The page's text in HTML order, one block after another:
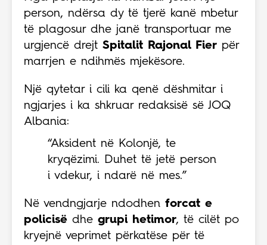
person, ndërsa dy të tjerë kanë mbetur
të plagosur dhe janë transportuar me
urgjencë drejt Spitalit Rajonal Fier për
marrjen e ndihmës mjekësore.
Një qytetar i cili ka qenë dëshmitar i
ngjarjes i ka shkruar redaksisë së JOQ
Albania:
“Aksident në Kolonjë, te
kryqëzimi. Duhet të jetë person
i vdekur, i ndarë në mes.”
Në vendngjarje ndodhen forcat e
policisë dhe grupi hetimor, të cilët po
kryejnë veprimet përkatëse për të